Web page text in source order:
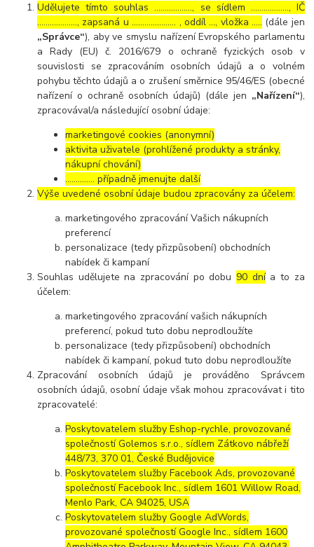
Udělujete tímto souhlas ……………..., se sídlem ………………, IČ
………………., zapsaná u ………………… , oddíl …, vložka ….. (dále jen
„Správce“), aby ve smyslu nařízení Evropského parlamentu
a Rady (EU) č. 2016/679 o ochraně fyzických osob v
souvislosti se zpracováním osobních údajů a o volném
pohybu těchto údajů a o zrušení směrnice 95/46/ES (obecné
nařízení o ochraně osobních údajů) (dále jen „Nařízení“),
zpracovával/a následující osobní údaje:
marketingové cookies (anonymní)
aktivita uživatele (prohlížené produkty a stránky,
nákupní chování)
………….. případně jmenujte další
Výše uvedené osobní údaje budou zpracovány za účelem:
marketingového zpracování Vašich nákupních
preferencí
personalizace (tedy přizpůsobení) obchodních
nabídek či kampaní
Souhlas udělujete na zpracování po dobu 90 dnía to za
účelem:
marketingového zpracování vašich nákupních
preferencí, pokud tuto dobu neprodloužíte
personalizace (tedy přizpůsobení) obchodních
nabídek či kampaní, pokud tuto dobu neprodloužíte
Zpracování osobních údajů je prováděno Správcem
osobních údajů, osobní údaje však mohou zpracovávat i tito
zpracovatelé:
Poskytovatelem služby Eshop-rychle, provozované
společností Golemos s.r.o., sídlem Zátkovo nábřeží
448/73, 370 01, České Budějovice
Poskytovatelem služby Facebook Ads, provozované
společností Facebook Inc., sídlem 1601 Willow Road,
Menlo Park, CA 94025, USA
Poskytovatelem služby Google AdWords,
provozované společností Google Inc., sídlem 1600